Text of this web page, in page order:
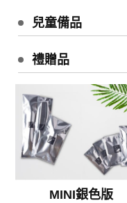
兒童備品
禮贈品
MINI銀色版